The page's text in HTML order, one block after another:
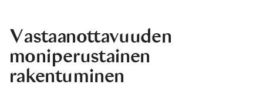
Vastaanottavuuden
moniperustainen
rakentuminen